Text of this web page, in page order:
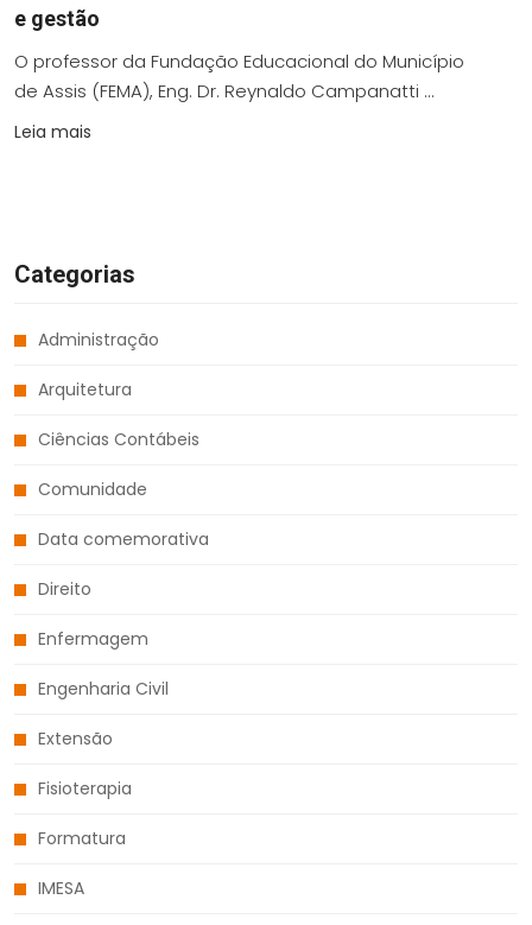
e gestão
O professor da Fundação Educacional do Município
de Assis (FEMA), Eng. Dr. Reynaldo Campanatti ...
Leia mais
Categorias
Administração
Arquitetura
Ciências Contábeis
Comunidade
Data comemorativa
Direito
Enfermagem
Engenharia Civil
Extensão
Fisioterapia
Formatura
IMESA